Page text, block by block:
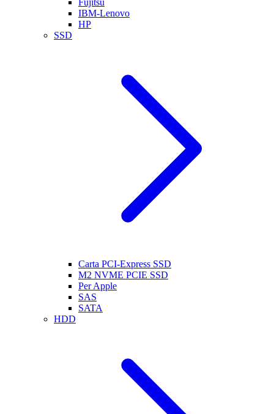
Fujitsu
IBM-Lenovo
HP
SSD
Carta PCI-Express SSD
M2 NVME PCIE SSD
Per Apple
SAS
SATA
HDD